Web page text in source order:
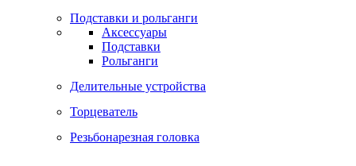
Подставки и рольганги
Аксессуары
Подставки
Рольганги
Делительные устройства
Торцеватель
Резьбонарезная головка